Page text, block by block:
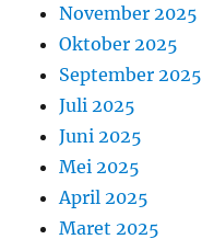
November 2025
Oktober 2025
September 2025
Juli 2025
Juni 2025
Mei 2025
April 2025
Maret 2025